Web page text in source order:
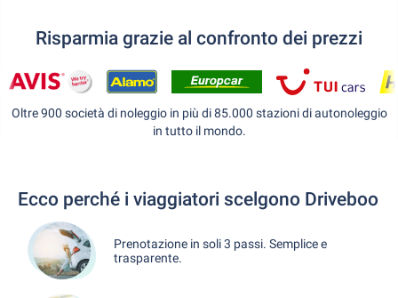
Risparmia grazie al confronto dei prezzi
Oltre 900 società di noleggio in più di 85.000 stazioni di autonoleggio
in tutto il mondo.
Ecco perché i viaggiatori scelgono Driveboo
Prenotazione in soli 3 passi. Semplice e
trasparente.